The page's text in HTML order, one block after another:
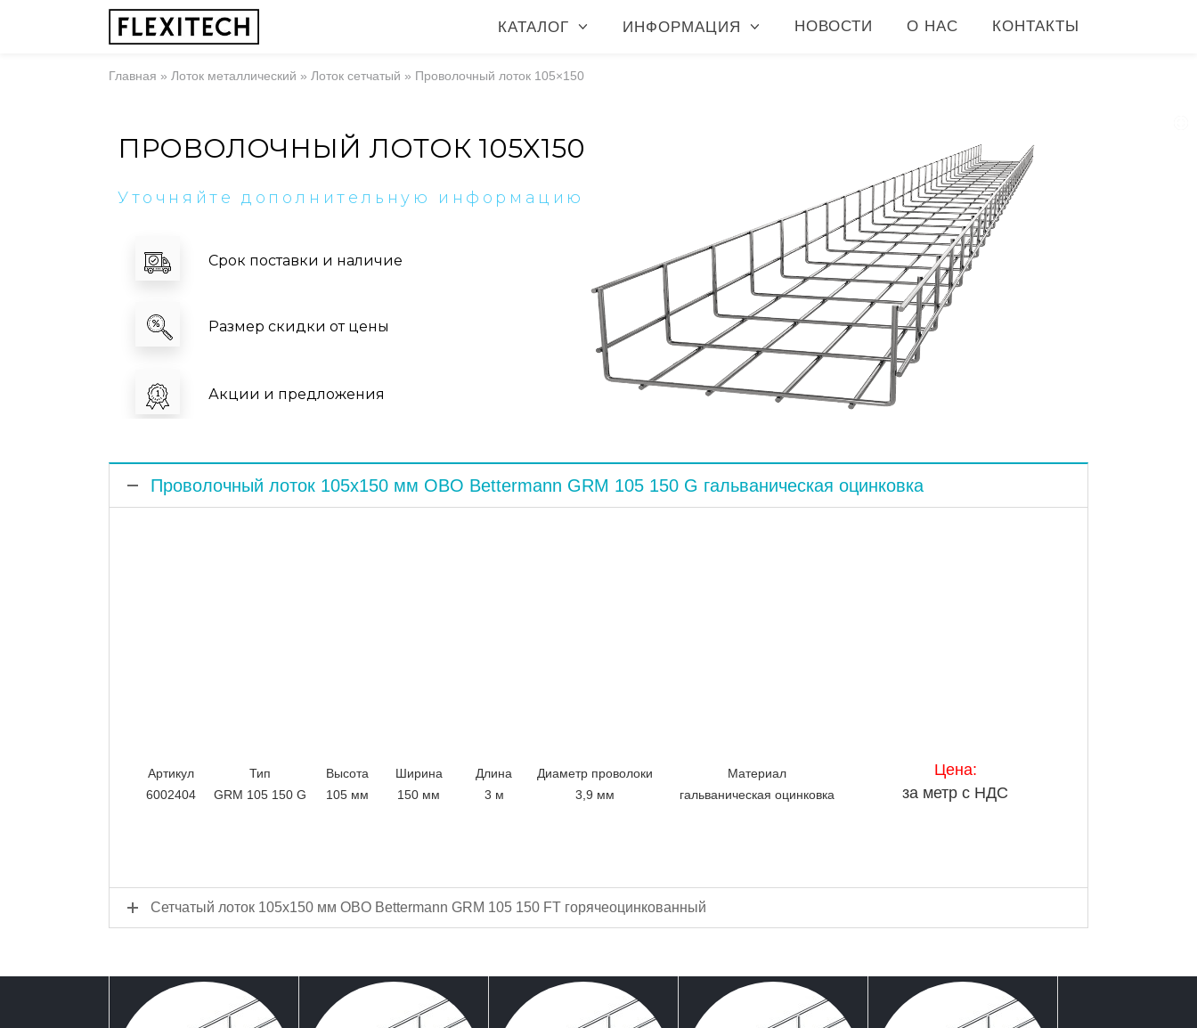
КАТАЛОГ ИНФОРМАЦИЯ НОВОСТИ О НАС КОНТАКТЫ
Главная » Лоток металлический » Лоток сетчатый » Проволочный лоток 105×150
ПРОВОЛОЧНЫЙ ЛОТОК 105X150
Уточняйте дополнительную информацию
Срок поставки и наличие
Размер скидки от цены
Акции и предложения
Проволочный лоток 105x150 мм OBO Bettermann GRM 105 150 G гальваническая оцинковка
Артикул Тип Высота Ширина Длина Диаметр проволоки
Материал
6002404
GRM 105 150 G 105 мм 150 мм 3 м 3,9 мм гальваническая оцинковка
Цена:
за метр с НДС
Сетчатый лоток 105x150 мм OBO Bettermann GRM 105 150 FT горячеоцинкованный